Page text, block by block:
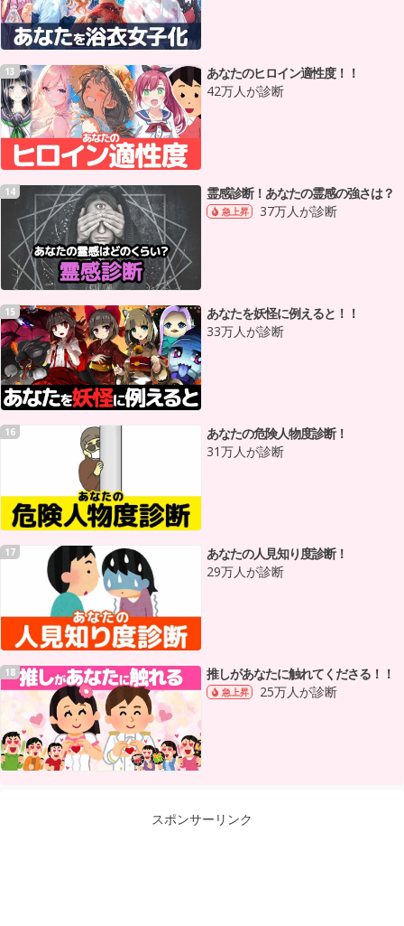
13
あなたのヒロイン適性度！！
42万人が診断
14 霊感診断！あなたの霊感の強さは？
急上昇 37万人が診断
15
あなたを妖怪に例えると！！
33万人が診断
16
あなたの危険人物度診断！
31万人が診断
17
あなたの人見知り度診断！
29万人が診断
18 推しがあなたに触れてくださる！！
急上昇 25万人が診断
スポンサーリンク